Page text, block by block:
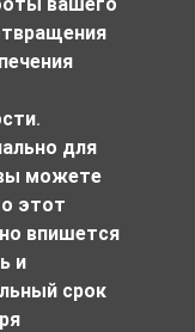
для
можете
этот
впишется
и
срок